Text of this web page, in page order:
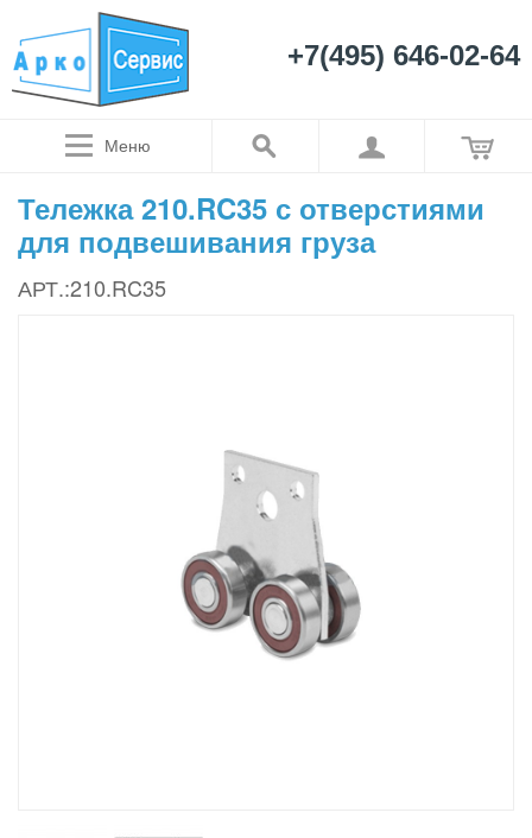
+7(495) 646-02-64
Меню
Тележка 210.RC35 с отверстиями
для подвешивания груза
АРТ.:210.RC35